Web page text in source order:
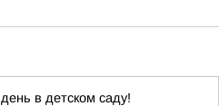
в детском саду!